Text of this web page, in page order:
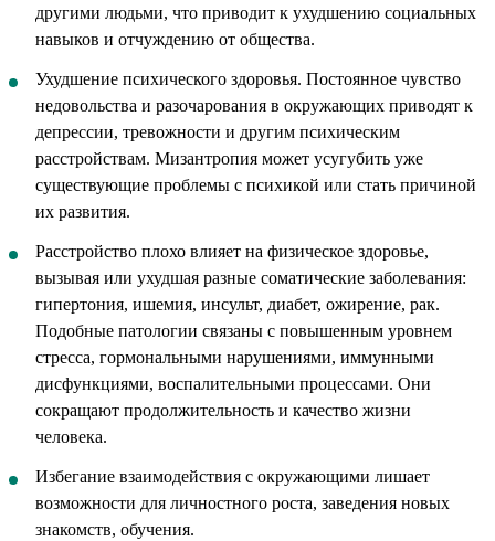
другими людьми, что приводит к ухудшению социальных
навыков и отчуждению от общества.
Ухудшение психического здоровья. Постоянное чувство
недовольства и разочарования в окружающих приводят к
депрессии, тревожности и другим психическим
расстройствам. Мизантропия может усугубить уже
существующие проблемы с психикой или стать причиной
их развития.
Расстройство плохо влияет на физическое здоровье,
вызывая или ухудшая разные соматические заболевания:
гипертония, ишемия, инсульт, диабет, ожирение, рак.
Подобные патологии связаны с повышенным уровнем
стресса, гормональными нарушениями, иммунными
дисфункциями, воспалительными процессами. Они
сокращают продолжительность и качество жизни
человека.
Избегание взаимодействия с окружающими лишает
возможности для личностного роста, заведения новых
знакомств, обучения.